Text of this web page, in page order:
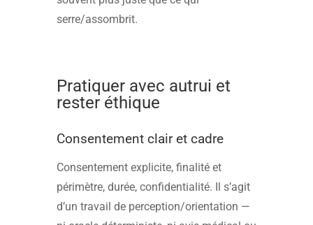
serre/assombrit.
Pratiquer avec autrui et
rester éthique
Consentement clair et cadre
Consentement explicite, finalité et
périmètre, durée, confidentialité. Il s’agit
d’un travail de perception/orientation —